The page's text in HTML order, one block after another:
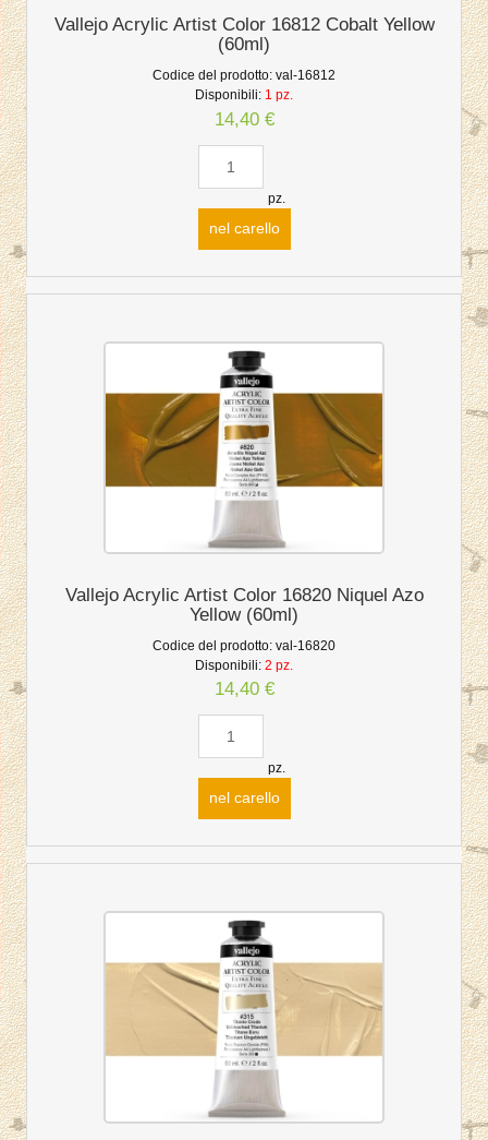
Vallejo Acrylic Artist Color 16812 Cobalt Yellow
(60ml)
Codice del prodotto: val-16812
Disponibili: 1 pz.
14,40 €
pz.
nel carello
Vallejo Acrylic Artist Color 16820 Niquel Azo
Yellow (60ml)
Codice del prodotto: val-16820
Disponibili: 2 pz.
14,40 €
pz.
nel carello